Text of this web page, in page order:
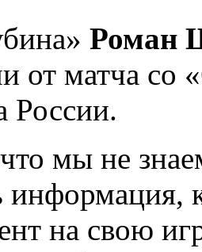
Роман
от матча со
России.
мы не
информация,
на свою